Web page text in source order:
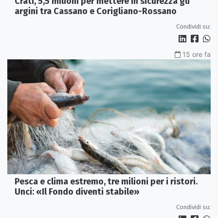
argini tra Cassano e Corigliano-Rossano
Condividi su:
15 ore fa
Pesca e clima estremo, tre milioni per i ristori.
Unci: «Il Fondo diventi stabile»
Condividi su: